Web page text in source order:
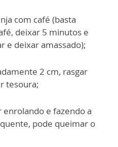
com café (basta
deixar 5 minutos e
e deixar amassado);
2 cm, rasgar
tesoura;
enrolando e fazendo a
pode queimar o